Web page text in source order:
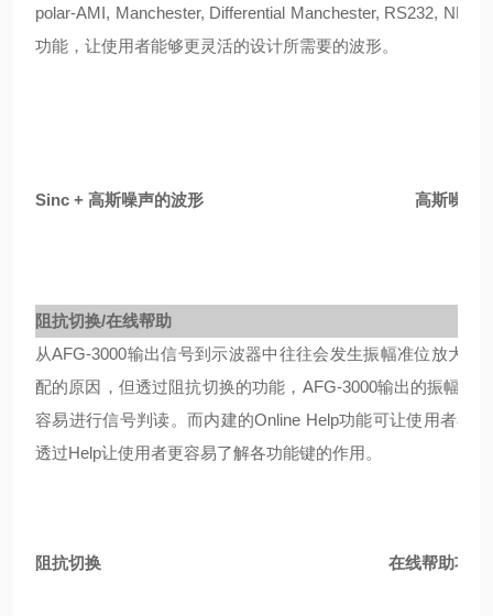
polar-AMI, Manchester, Differential Manchester, RS232,
功能，让使用者能够更灵活的设计所需要的波形。
Sinc + 高斯噪声的波形 高斯噪声
阻抗切换/在线帮助
从AFG-3000输出信号到示波器中往往会发生振幅准位放大约
配的原因，但透过阻抗切换的功能，AFG-3000输出的振幅将
容易进行信号判读。而内建的Online Help功能可让使用者在
透过Help让使用者更容易了解各功能键的作用。
阻抗切换 在线帮助功能